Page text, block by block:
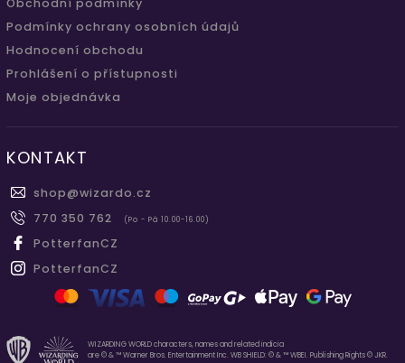
Podmínky ochrany osobních údajů
Hodnocení obchodu
Prohlášení o přístupnosti
Moje objednávka
KONTAKT
shop@wizardo.cz
770 350 762
(Po - Pá 10.00-16.00)
PotterfanCZ
PotterfanCZ
WIZARDING WORLD characters, names and related indicia
are © & ™ Warner Bros. Entertainment Inc. WB SHIELD: © & ™ WBEI. Publishing Rights © JKR.